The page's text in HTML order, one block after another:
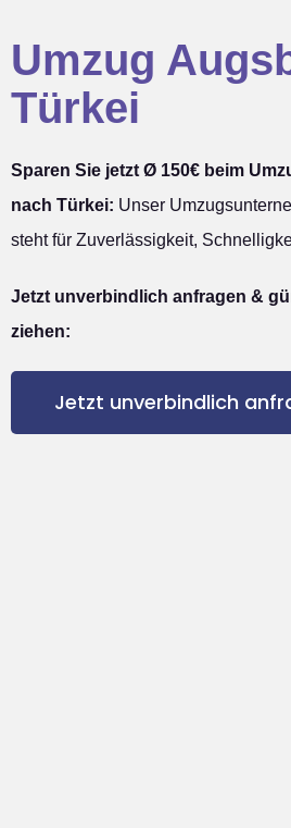
Umzug
Türkei
Sparen Sie jetzt Ø 150€ beim
nach Türkei: Unser
steht für Zuverlässigkeit,
Jetzt unverbindlich anfragen &
ziehen:
Jetzt unverbindlich